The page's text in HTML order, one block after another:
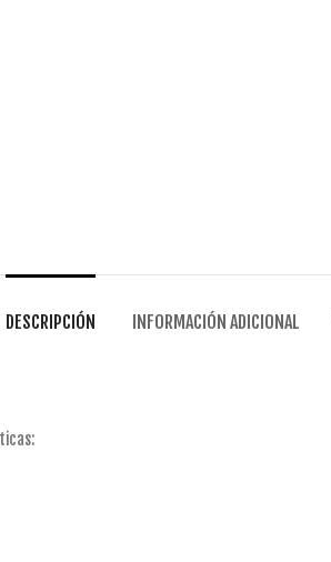
DESCRIPCIÓN INFORMACIÓN ADICIONAL